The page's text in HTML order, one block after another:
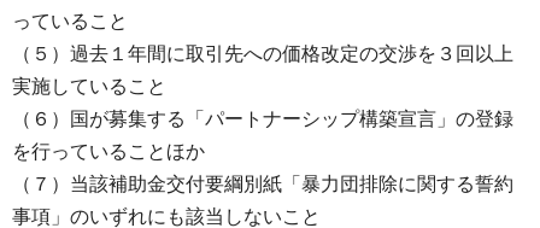
っていること
（５）過去１年間に取引先への価格改定の交渉を３回以上
実施していること
（６）国が募集する「パートナーシップ構築宣言」の登録
を行っていることほか
（７）当該補助金交付要綱別紙「暴力団排除に関する誓約
事項」のいずれにも該当しないこと